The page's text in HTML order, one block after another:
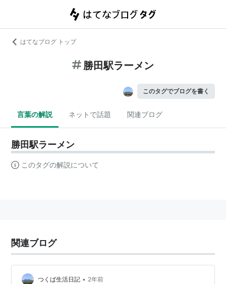
はてなブログ トップ
勝田駅ラーメン
このタグでブログを書く
言葉の解説 ネットで話題 関連ブログ
勝田駅ラーメン
このタグの解説について
関連ブログ
つくば生活日記 • 2年前